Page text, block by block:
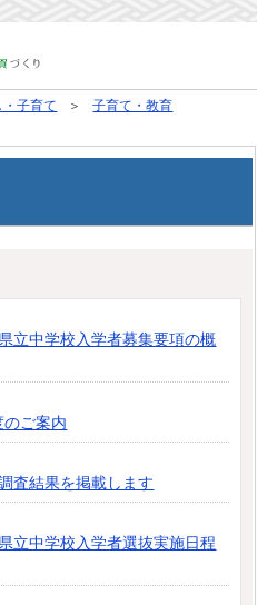
・子育て
子育て・教育
立中学校入学者募集要項の概
ご案内
査結果を掲載します
立中学校入学者選抜実施日程